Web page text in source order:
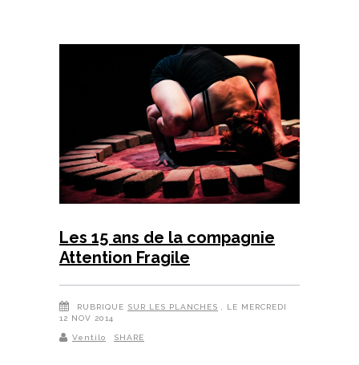
Les 15 ans de la compagnie
Attention Fragile
RUBRIQUE SUR LES PLANCHES
, LE MERCREDI
12 NOV 2014
Ventilo SHARE